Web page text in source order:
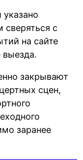
сверяться с
на сайте
закрывают
сцен,
заранее